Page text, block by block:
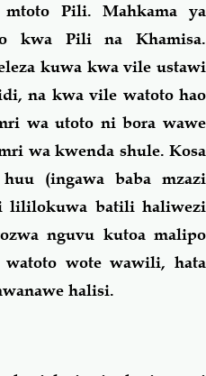
Pili. Mahkama ya
kwa Pili na Khamisa.
kuwa kwa vile ustawi
na kwa vile watoto hao
wa utoto ni bora wawe
wa kwenda shule. Kosa
(ingawa baba mzazi
lililokuwa batili haliwezi
nguvu kutoa malipo
wote wawili, hata
halisi.